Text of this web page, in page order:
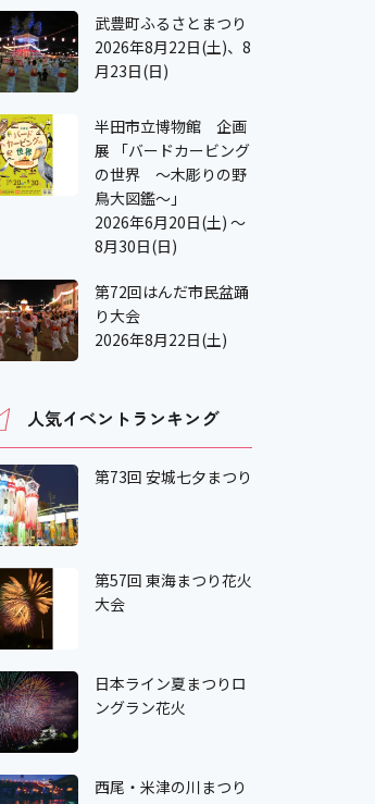
武豊町ふるさとまつり
2026年8月22日(土)、8
月23日(日)
半田市立博物館 企画
展 「バードカービング
の世界 ～木彫りの野
鳥大図鑑～」
2026年6月20日(土) ～
8月30日(日)
第72回はんだ市民盆踊
り大会
2026年8月22日(土)
人気イベントランキング
第73回 安城七夕まつり
第57回 東海まつり花火
大会
日本ライン夏まつりロ
ングラン花火
西尾・米津の川まつり